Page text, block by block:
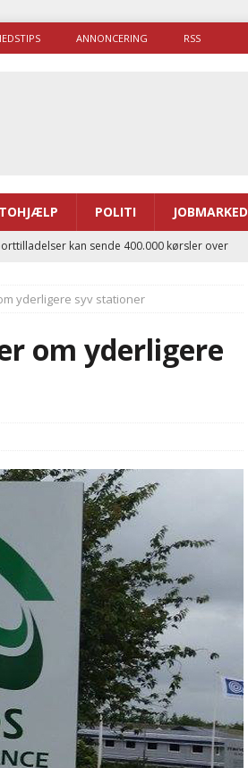
ANNONCERING RSS
POLITI JOBMARKED
kan sende 400.000 kørsler over
til Samsø
PRÆHOSPITAL
tid på at komme af sted i 2025
yderligere syv stationer
om yderligere